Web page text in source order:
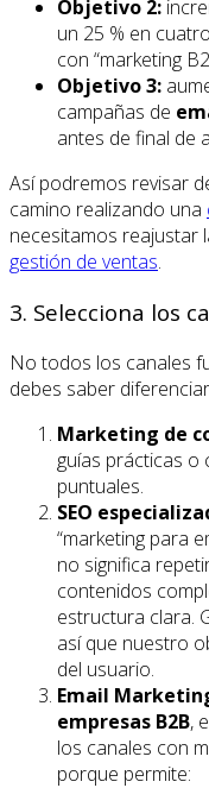
Objetivo 2:
un 25 % en
con “marketing
Objetivo 3:
campañas de
antes de final de
Así podremos revisar
camino realizando una
necesitamos reajustar
gestión de ventas.
3. Selecciona los
No todos los canales
debes saber
Marketing de
guías prácticas o
puntuales.
SEO
“marketing para
no significa
contenidos
estructura clara.
así que nuestro
del usuario.
Email
empresas B2B,
los canales con
porque permite: